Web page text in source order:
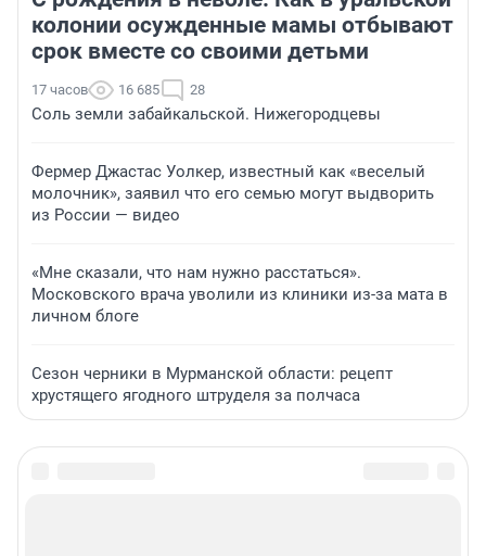
колонии осужденные мамы отбывают
срок вместе со своими детьми
17 часов 16 685 28
Соль земли забайкальской. Нижегородцевы
Фермер Джастас Уолкер, известный как «веселый
молочник», заявил что его семью могут выдворить
из России — видео
«Мне сказали, что нам нужно расстаться».
Московского врача уволили из клиники из-за мата в
личном блоге
Сезон черники в Мурманской области: рецепт
хрустящего ягодного штруделя за полчаса